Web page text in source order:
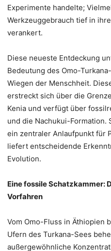
Experimente handelte;
Werkzeuggebrauch tief in
verankert.
Diese neueste Entdeckung
Bedeutung des Omo-
Wiegen der Menschheit.
erstreckt sich über die
Kenia und verfügt über
und die Nachukui-Formation.
ein zentraler Anlaufpunkt für
liefert entscheidende
Evolution.
Eine fossile Schatzkammer:
Vorfahren
Vom Omo-Fluss in Äthiopien
Ufern des Turkana-Sees
außergewöhnliche